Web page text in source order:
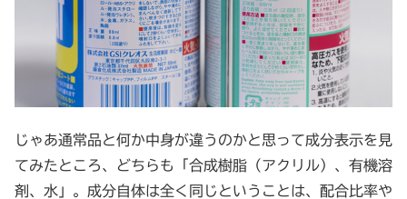
じゃあ通常品と何か中身が違うのかと思って成分表示を見
てみたところ、どちらも「合成樹脂（アクリル）、有機溶
剤、水」。成分自体は全く同じということは、配合比率や